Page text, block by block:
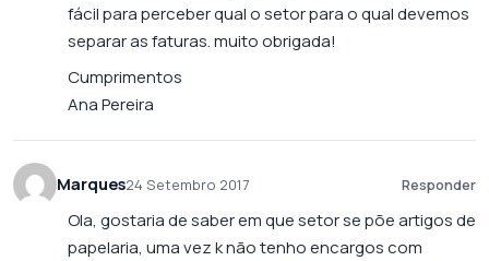
fácil para perceber qual o setor para o qual devemos
separar as faturas. muito obrigada!
Cumprimentos
Ana Pereira
Marques24 Setembro 2017 Responder
Ola, gostaria de saber em que setor se põe artigos de
papelaria, uma vez k não tenho encargos com